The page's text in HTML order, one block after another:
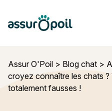
Assur O'Poil
Assur O'Poil > Blog chat >
croyez connaître les chats ?
totalement fausses !